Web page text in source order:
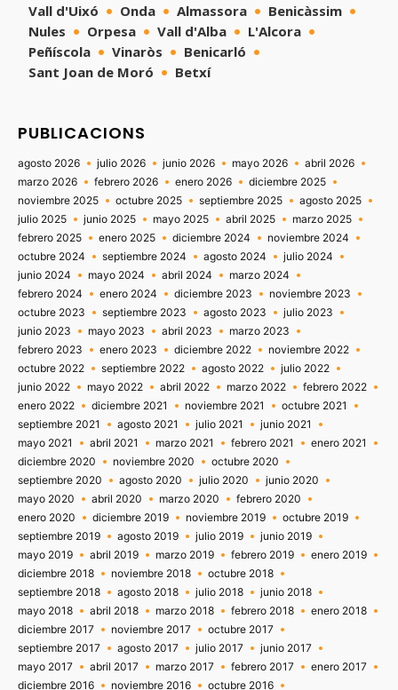
Vall d'Uixó
Onda Almassora
Benicàssim
Nules
Orpesa Vall d'Alba
L'Alcora
Peñíscola
Vinaròs
Benicarló
Sant Joan de Moró
Betxí
PUBLICACIONS
agosto 2026 julio 2026 junio 2026 mayo 2026
abril 2026
marzo 2026
febrero 2026 enero 2026
diciembre 2025
noviembre 2025
octubre 2025 septiembre 2025
agosto 2025
julio 2025
junio 2025 mayo 2025 abril 2025
marzo 2025
febrero 2025
enero 2025 diciembre 2024
noviembre 2024
octubre 2024
septiembre 2024 agosto 2024
julio 2024
junio 2024
mayo 2024 abril 2024
marzo 2024
febrero 2024
enero 2024 diciembre 2023
noviembre 2023
octubre 2023
septiembre 2023 agosto 2023
julio 2023
junio 2023
mayo 2023 abril 2023
marzo 2023
febrero 2023
enero 2023 diciembre 2022
noviembre 2022
octubre 2022
septiembre 2022 agosto 2022
julio 2022
junio 2022
mayo 2022 abril 2022 marzo 2022
febrero 2022
enero 2022
diciembre 2021 noviembre 2021
octubre 2021
septiembre 2021
agosto 2021 julio 2021
junio 2021
mayo 2021
abril 2021 marzo 2021 febrero 2021
enero 2021
diciembre 2020
noviembre 2020
octubre 2020
septiembre 2020
agosto 2020 julio 2020
junio 2020
mayo 2020
abril 2020 marzo 2020
febrero 2020
enero 2020
diciembre 2019 noviembre 2019
octubre 2019
septiembre 2019
agosto 2019 julio 2019
junio 2019
mayo 2019
abril 2019 marzo 2019 febrero 2019
enero 2019
diciembre 2018
noviembre 2018
octubre 2018
septiembre 2018
agosto 2018 julio 2018
junio 2018
mayo 2018
abril 2018 marzo 2018 febrero 2018
enero 2018
diciembre 2017
noviembre 2017
octubre 2017
septiembre 2017
agosto 2017 julio 2017
junio 2017
mayo 2017
abril 2017 marzo 2017 febrero 2017
enero 2017
diciembre 2016
noviembre 2016 octubre 2016